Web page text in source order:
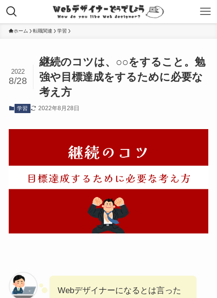
ホーム 転職関連 学習
継続のコツは、○○をすること。勉
強や目標達成をするために必要な
考え方
2022
8/28
学習 2022年8月28日
Webデザイナーになるとは言った